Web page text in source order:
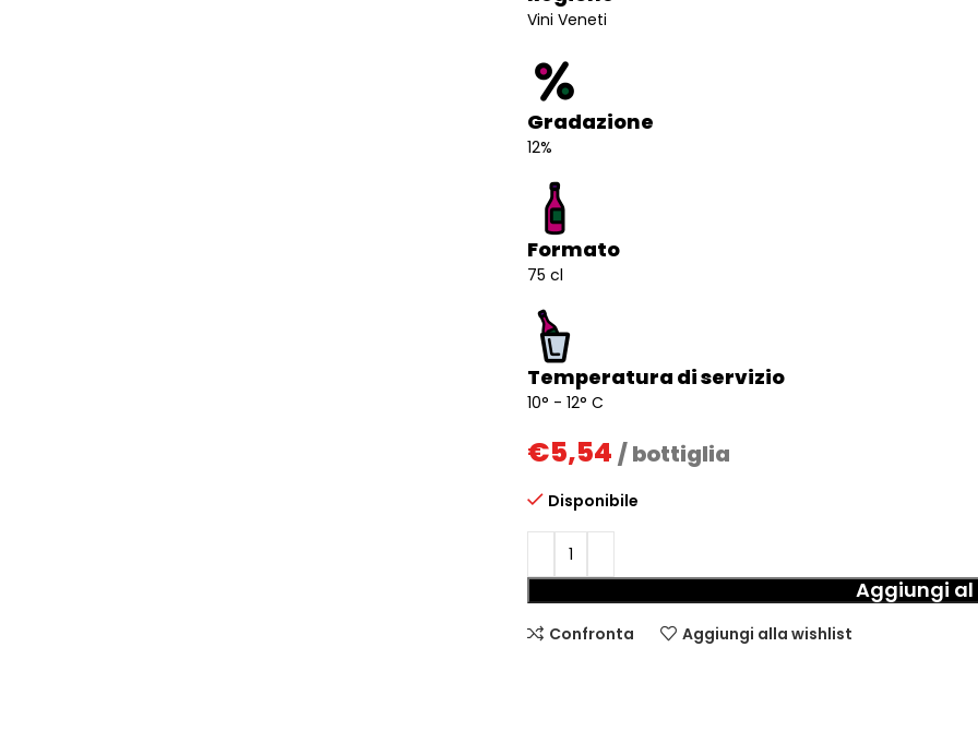
Vini Veneti
Gradazione
12%
Formato
75 cl
Temperatura di servizio
10° - 12° C
€5,54 / bottiglia
Disponibile
Aggiungi al
Confronta Aggiungi alla wishlist